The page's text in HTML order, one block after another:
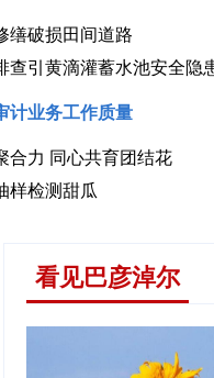
传统农牧业迭代升级
缮破损田间道路
查引黄滴灌蓄水池安全隐
计业务工作质量
合力 同心共育团结花
样检测甜瓜
看见巴彦淖尔